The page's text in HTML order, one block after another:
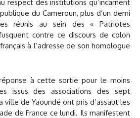
respect des institutions qu’incarnent
du Cameroun, plus d’un demi
réunis au sein des « Patriotes
contre ce discours de colon
à l’adresse de son homologue
à cette sortie pour le moins
issus des associations des sept
ville de Yaoundé ont pris d’assaut les
de France ce lundi. Ils manifestent